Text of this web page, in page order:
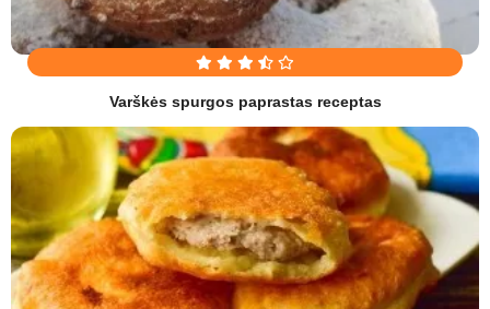
Varškės spurgos paprastas receptas